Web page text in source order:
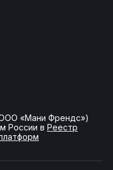
«Мани Френдс»)
России в Реестр